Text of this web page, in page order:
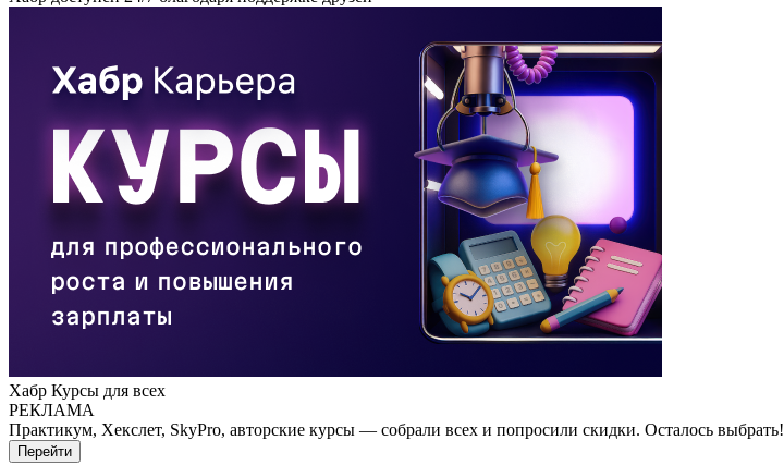
Хабр Курсы для всех
РЕКЛАМА
Практикум, Хекслет, SkyPro, авторские курсы — собрали всех и попросили скидки. Осталось выбрать!
Перейти